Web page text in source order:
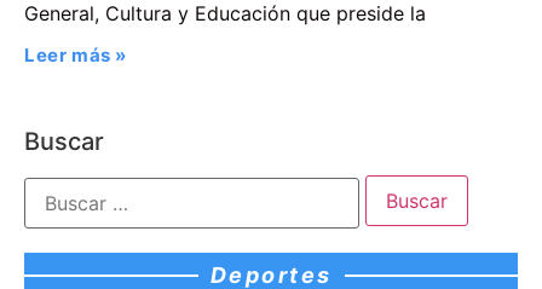
General, Cultura y Educación que preside la
Leer más »
Buscar
Deportes